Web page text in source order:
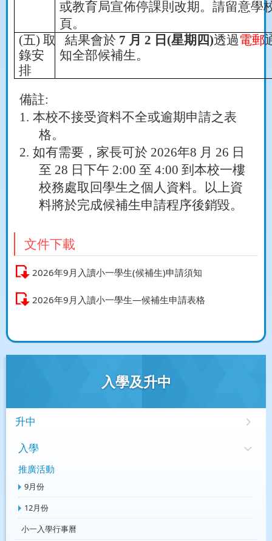
或教育局宣佈停課則改期。請留意學
頁。
(五)取
錄安
排
結果會於 7 月2 日 (星期四)透過電郵
知全部候補生。
備註:
1. 本校不接受資料不全或逾期申請之表
格。
2. 如有需要，家長可於 2026年8 月 26 日
至 28 日下午 2:00至 4:00到本校一樓
校務處取回學生之個人資料。以上資
料將於完成候補生申請程序後銷毀。
文件下載
2026年9月入讀小一學生(候補生)申請須知
2026年9月入讀小一學生—候補生申請表格
入學及升中
升中
入學
推廣活動
9月份
12月份
小一入學行事曆